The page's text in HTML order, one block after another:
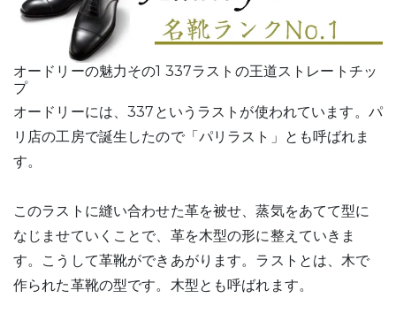
オードリーの魅力その1 337ラストの王道ストレートチッ
プ
オードリーには、337というラストが使われています。パ
リ店の工房で誕生したので「パリラスト」とも呼ばれま
す。
このラストに縫い合わせた革を被せ、蒸気をあてて型に
なじませていくことで、革を木型の形に整えていきま
す。こうして革靴ができあがります。ラストとは、木で
作られた革靴の型です。木型とも呼ばれます。